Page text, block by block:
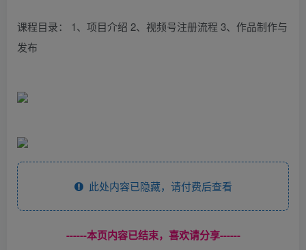
课程目录： 1、项目介绍 2、视频号注册流程 3、作品制作与
发布
此处内容已隐藏，请付费后查看
------本页内容已结束，喜欢请分享------